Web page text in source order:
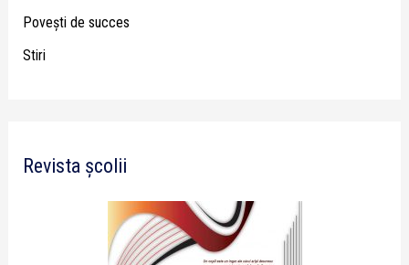
Poveşti de succes
Stiri
Revista școlii